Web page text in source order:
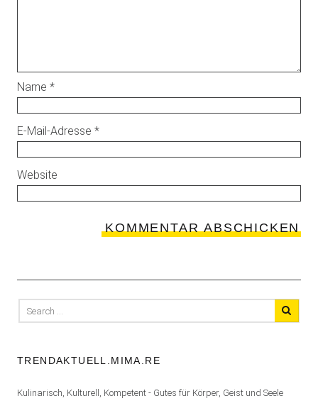
Name *
E-Mail-Adresse *
Website
for:
TRENDAKTUELL.MIMA.RE
Kulinarisch, Kulturell, Kompetent - Gutes für Körper, Geist und Seele